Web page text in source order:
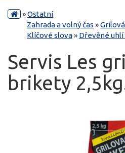
»Ostatní
Zahrada a volný čas »
Klíčové slova» Dřevěné
Servis Les
brikety